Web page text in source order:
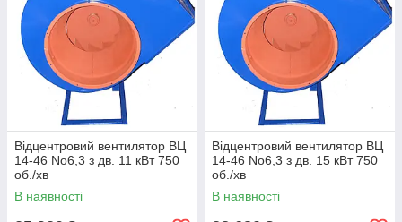
Відцентровий вентилятор ВЦ
14-46 No6,3 з дв. 11 кВт 750
об./хв
В наявності
Відцентровий вентилятор ВЦ
14-46 No6,3 з дв. 15 кВт 750
об./хв
В наявності